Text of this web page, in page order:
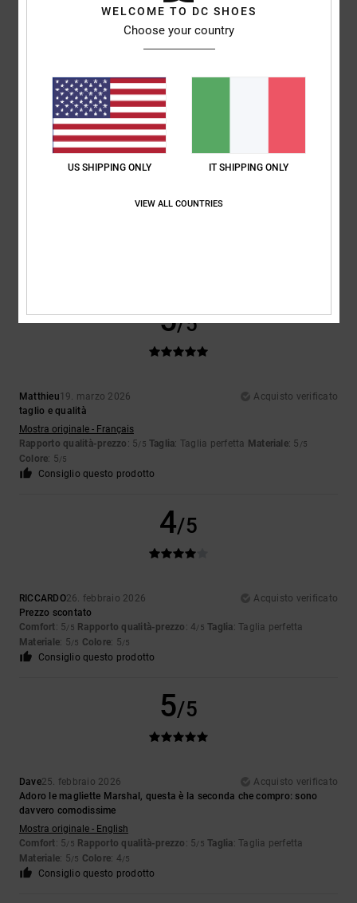
Mostra originale - Français
Taglia : Taglia perfetta
5
5/5
Matthieu19. marzo 2026
Acquisto verificato
taglio e qualità
Mostra originale - Français
Rapporto qualità-prezzo : 5/5 Taglia: Taglia perfetta Materiale: 5 /5
Colore: 5/5
Consiglio questo prodotto
4/5
RICCARDO26. febbraio 2026
Acquisto verificato
Prezzo scontato
Comfort: 5/5 Rapporto qualità-prezzo : 4/5 Taglia: Taglia perfetta
Materiale: 5/5 Colore: 5/5
Consiglio questo prodotto
5/5
Dave25. febbraio 2026
Acquisto verificato
Adoro le magliette Marshal, questa è la seconda che compro: sono
davvero comodissime
Mostra originale - English
Comfort: 5/5 Rapporto qualità-prezzo : 5/5 Taglia: Taglia perfetta
Materiale: 5/5 Colore: 4/5
Consiglio questo prodotto
WELCOME TO DC SHOES
Choose your country
US SHIPPING ONLY IT SHIPPING ONLY
VIEW ALL COUNTRIES